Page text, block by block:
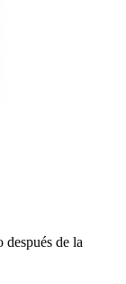
después de la